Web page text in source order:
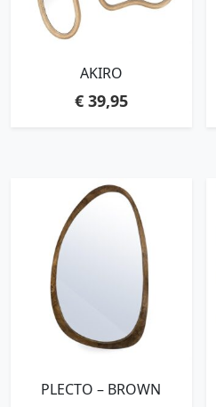
AKIRO
€39,95
PLECTO – BROWN